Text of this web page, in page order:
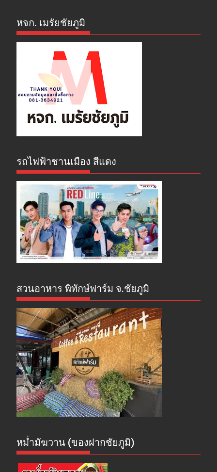
หจก. เมรัยชัยภูมิ
รถไฟฟ้าชานเมือง สีแดง
สวนอาหาร พิทักษ์ฟาร์ม จ.ชัยภูมิ
หม่ำมัฆวาน (ของฝากชัยภูมิ)